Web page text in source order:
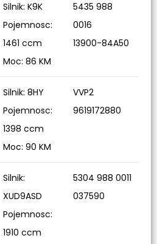
Silnik: K9K
Pojemnosc:
1461 ccm
Moc: 86 KM
5435 988
0016
13900-84A50
Silnik: 8HY
Pojemnosc:
1398 ccm
Moc: 90 KM
VVP2
9619172880
Silnik:
XUD9ASD
Pojemnosc:
1910 ccm
5304 988 0011
037590